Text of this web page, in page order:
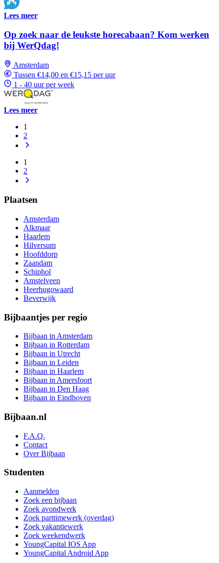
Lees meer
Op zoek naar de leukste horecabaan? Kom werken
bij WerQdag!
Amsterdam
Tussen €14,00 en €15,15 per uur
1 - 40 uur per week
Lees meer
1
2
1
2
Plaatsen
Amsterdam
Alkmaar
Haarlem
Hilversum
Hoofddorp
Zaandam
Schiphol
Amstelveen
Heerhugowaard
Beverwijk
Bijbaantjes per regio
Bijbaan in Amsterdam
Bijbaan in Rotterdam
Bijbaan in Utrecht
Bijbaan in Leiden
Bijbaan in Haarlem
Bijbaan in Amersfoort
Bijbaan in Den Haag
Bijbaan in Eindhoven
Bijbaan.nl
F.A.Q.
Contact
Over Bijbaan
Studenten
Aanmelden
Zoek een bijbaan
Zoek avondwerk
Zoek parttimewerk (overdag)
Zoek vakantiewerk
Zoek weekendwerk
YoungCapital IOS App
YoungCapital Android App